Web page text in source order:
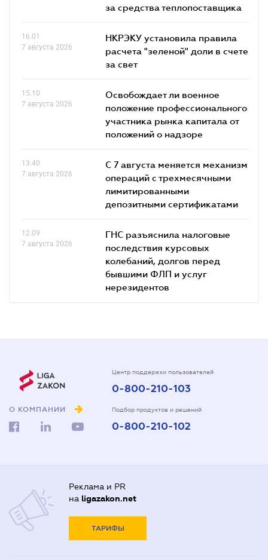
за средства теплопоставщика
16.01
7 августа 2026
НКРЭКУ установила правила
расчета "зеленой" доли в счете
за свет
15.10
7 августа 2026
Освобождает ли военное
положение профессионального
участника рынка капитала от
положений о надзоре
13.40
7 августа 2026
С 7 августа меняется механизм
операций с трехмесячными
лимитированными
депозитными сертификатами
12.09
7 августа 2026
ГНС разъяснила налоговые
последствия курсовых
колебаний, долгов перед
бывшими ФЛП и услуг
нерезидентов
О КОМПАНИИ
Центр поддержки пользователей
0-800-210-103
Подбор продуктов и решений
0-800-210-102
Реклама и PR
на ligazakon.net
ТАРИФЫ